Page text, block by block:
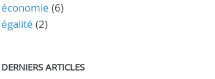
économie (6)
égalité (2)
DERNIERS ARTICLES